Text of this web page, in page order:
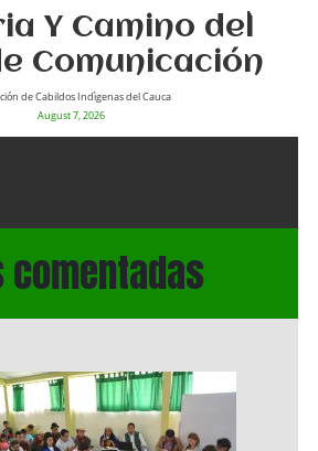
Y Camino del
Comunicación
de Cabildos Indìgenas del Cauca
August 7, 2026
comentadas